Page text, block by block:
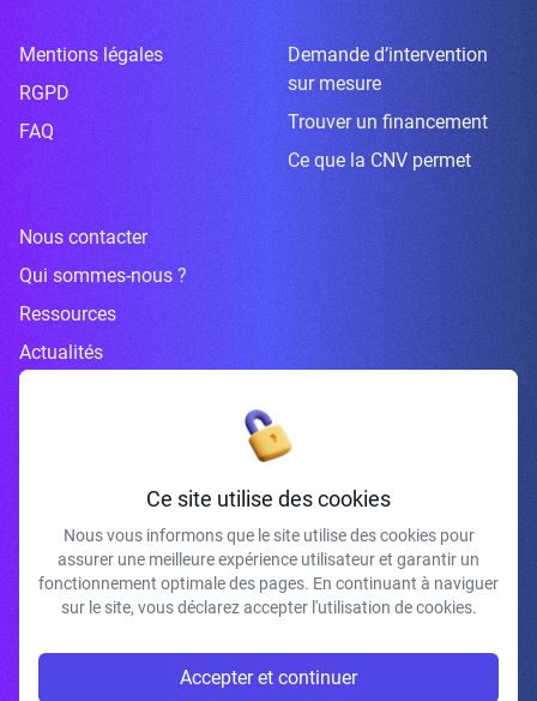
Mentions légales
RGPD
FAQ
Demande d’intervention
sur mesure
Trouver un financement
Ce que la CNV permet
Nous contacter
Qui sommes-nous ?
Ressources
Actualités
Inscrivez-vous à la newsletter
J'accepte de recevoir vos e-mails et confirme avoir pris connaissance de
votre politique de confidentialité et mentions légales.
Ce site utilise des cookies
Nous vous informons que le site utilise des cookies pour
assurer une meilleure expérience utilisateur et garantir un
fonctionnement optimale des pages. En continuant à naviguer
sur le site, vous déclarez accepter l'utilisation de cookies.
Accepter et continuer